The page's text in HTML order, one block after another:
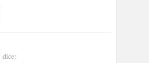
dice: